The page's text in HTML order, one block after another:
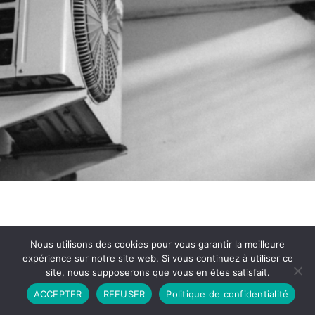
Partenariat Contact
Politique de Confidentialité
CGU
Copyright © 2026 - Propulsé par DIEUDUDIABLE
Nous utilisons des cookies pour vous garantir la meilleure
expérience sur notre site web. Si vous continuez à utiliser ce
site, nous supposerons que vous en êtes satisfait.
ACCEPTER
REFUSER Politique de confidentialité